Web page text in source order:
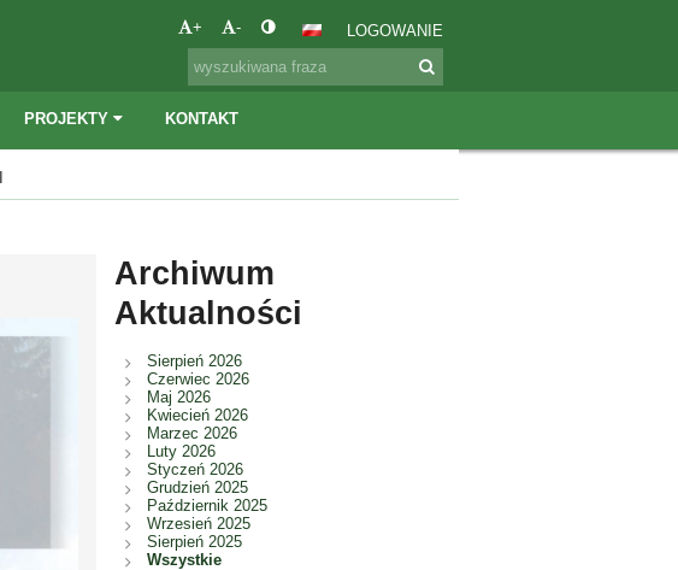
+ - LOGOWANIE
PROJEKTY KONTAKT
Archiwum
Aktualności
Sierpień 2026
Czerwiec 2026
Maj 2026
Kwiecień 2026
Marzec 2026
Luty 2026
Styczeń 2026
Grudzień 2025
Październik 2025
Wrzesień 2025
Sierpień 2025
Wszystkie